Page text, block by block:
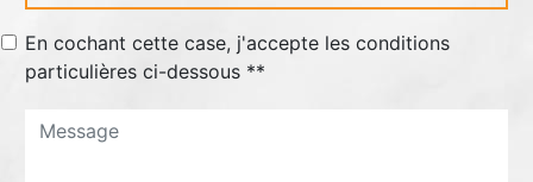
En cochant cette case, j'accepte les conditions
particulières ci-dessous **